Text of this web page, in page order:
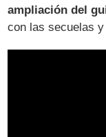
ampliación del
con las secuelas